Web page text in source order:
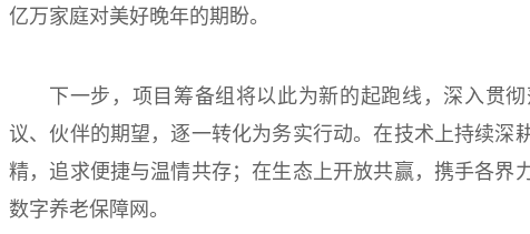
亿万家庭对美好晚年的期盼。
下一步，项目筹备组将以此为新的起跑线，深入贯
议、伙伴的期望，逐一转化为务实行动。在技术上持续深
精，追求便捷与温情共存；在生态上开放共赢，携手各界
数字养老保障网。